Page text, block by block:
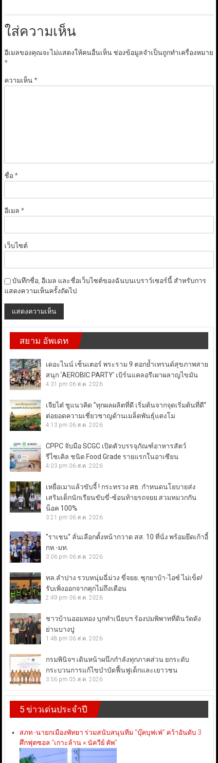
ใส่ความเห็น
อีเมลของคุณจะไม่แสดงให้คนอื่นเห็น ช่องข้อมูลจำเป็นถูกทำเครื่องหมาย
*
ความเห็น*
ชื่อ*
อีเมล *
เว็บไซต์
บันทึกชื่อ, อีเมล และชื่อเว็บไซต์ของฉันบนเบราว์เซอร์นี้ สำหรับการ
แสดงความเห็นครั้งถัดไป
สยาม อัพเดท
เดอะไนน์ เซ็นเตอร์ พระราม 9 ตอกย้ำเทรนด์สุขภาพสาย
สนุก ‘AEROBIC PARTY’ เบิร์นแคลอรีเผาผลาญไขมัน
4:31 pm 06 ส.ค. 2026
เจียไต๋ ชูแนวคิด “ทุกผลผลิตที่ดี เริ่มต้นจากจุดเริ่มต้นที่ดี”
ต่อยอดความเชี่ยวชาญด้านเมล็ดพันธุ์แตงโม
4:13 pm 06 ส.ค. 2026
CPPC จับมือ SCGC เปิดตัวบรรจุภัณฑ์อาหารสัตว์
รีไซเคิล ชนิด Food Grade รายแรกในอาเซียน
4:03 pm 06 ส.ค. 2026
เหยื่อเมาแล้วขับจี้ ! กระทรวง ศธ. กำหนดนโยบายส่ง
เสริมเด็กนักเรียนขับขี่-ซ้อนท้ายรถจยย.สวมหมวกกัน
น็อค 100%
3:21 pm 06 ส.ค. 2026
“ราเชน” ลั่นเลือกตั้งหน้ากวาด สส. 10 ที่นั่ง พร้อมยึดเก้าอี้
กห.-มท.
3:06 pm 06 ส.ค. 2026
ทล.ลำปาง รวบหนุ่มฉี่ม่วง ขี่จยย. ซุกยาบ้า-ไอซ์ ไม่เข็ด!
รับเพิ่งออกจากคุกไม่ถึงเดือน
2:49 pm 06 ส.ค. 2026
ชาวบ้านออมทอง บุกทำเนียบฯ ร้องปมพิพาทที่ดินวัดดัง
ย่านบางปู
1:48 pm 06 ส.ค. 2026
กรมพินิจฯ เดินหน้าผนึกกำลังทุกภาคส่วน ยกระดับ
กระบวนการแก้ไขบำบัดฟื้นฟูเด็กและเยาวชน
3:56 pm 05 ส.ค. 2026
5 ข่าวเด่นประจำปี
สภท.-นายกเมืองพัทยา ร่วมสนับสนุนทีม “บุ๊คบุฟเฟ่” คว้าอันดับ 3
ศึกฟุตซอล “เกาะล้าน × นัควีย์ คัพ”